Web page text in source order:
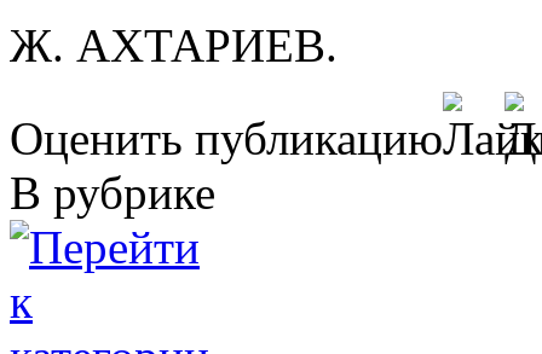
Ж. АХТАРИЕВ.
Оценить публикацию
В рубрике